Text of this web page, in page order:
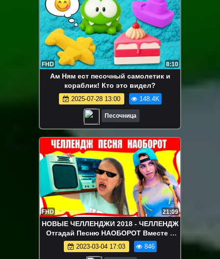
FHD 8:10
Ам Ням ест песочный самолетик и
кораблик! Кто это видел?
2025-07-28 13:00 148.4K
Песочница
FHD 21:09
НОВЫЕ ЧЕЛЛЕНДЖИ 2018 - ЧЕЛЛЕНДЖ
Отгадай Песню НАОБОРОТ Вместе с
Марьяна Ро и Саша Спилберг Вика
против Мамы / Вики Шоу
2023-03-04 17:03 846